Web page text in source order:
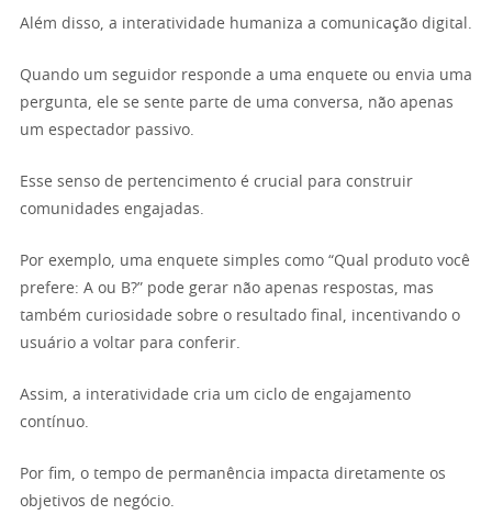
Além disso, a interatividade humaniza a comunicação digital.
Quando um seguidor responde a uma enquete ou envia uma
pergunta, ele se sente parte de uma conversa, não apenas
um espectador passivo.
Esse senso de pertencimento é crucial para construir
comunidades engajadas.
Por exemplo, uma enquete simples como “Qual produto você
prefere: A ou B?” pode gerar não apenas respostas, mas
também curiosidade sobre o resultado final, incentivando o
usuário a voltar para conferir.
Assim, a interatividade cria um ciclo de engajamento
contínuo.
Por fim, o tempo de permanência impacta diretamente os
objetivos de negócio.